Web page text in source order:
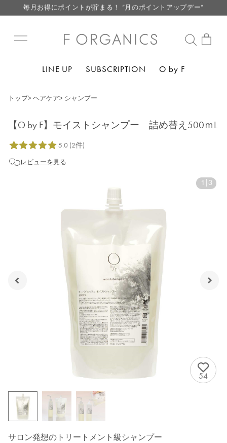
毎月お得にポイントが貯まる！ “月のポイントアップデー”
【重要】F ORGANICS Websiteの統合に関するお知らせ
毎月お得にポイントが貯まる！ “月のポイントアップデー”
LINE UP SUBSCRIPTION O by F
トップ> ヘアケア> シャンプー
【O by F】モイストシャンプー 詰め替え500ｍL
レビューを見る
1 3
54
サロン発想のトリートメント級シャンプー